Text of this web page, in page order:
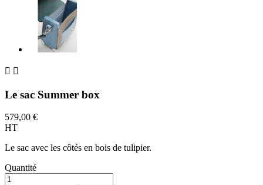
 
Le sac Summer box
579,00 €
HT
Le sac avec les côtés en bois de tulipier.
Quantité